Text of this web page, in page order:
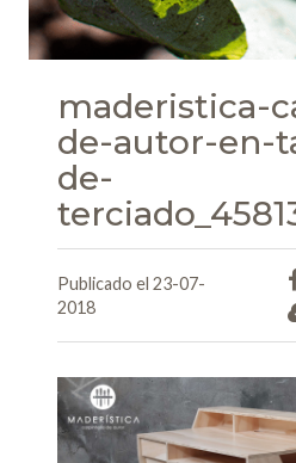
maderistica-
de-autor-en-
de-
Publicado el 23-07-
2018